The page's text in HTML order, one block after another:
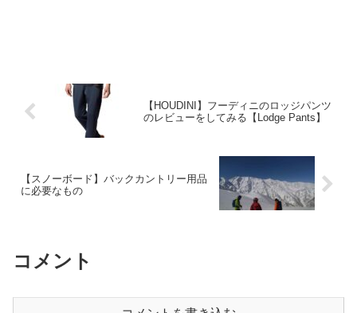
【HOUDINI】フーディニのロッジパンツ
のレビューをしてみる【Lodge Pants】
【スノーボード】バックカントリー用品
に必要なもの
コメント